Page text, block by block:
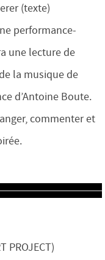
(texte)
performance-
une lecture de
la musique de
d’Antoine Boute.
commenter et
PROJECT)